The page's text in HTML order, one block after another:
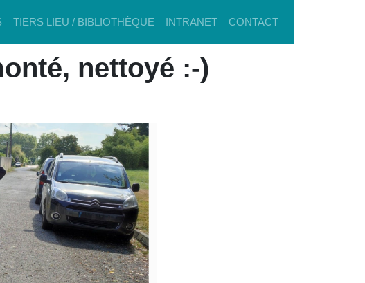
TIERS LIEU / BIBLIOTHÈQUE INTRANET CONTACT
nettoyé :-)